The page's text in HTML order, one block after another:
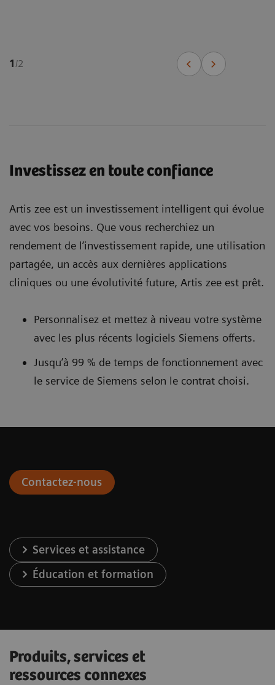
1/2
Investissez en toute confiance
Artis zee est un investissement intelligent qui évolue
avec vos besoins. Que vous recherchiez un
rendement de l’investissement rapide, une utilisation
partagée, un accès aux dernières applications
cliniques ou une évolutivité future, Artis zee est prêt.
Personnalisez et mettez à niveau votre système
avec les plus récents logiciels Siemens offerts.
Jusqu’à 99 % de temps de fonctionnement avec
le service de Siemens selon le contrat choisi.
Contactez-nous
Services et assistance
Éducation et formation
Produits, services et
ressources connexes